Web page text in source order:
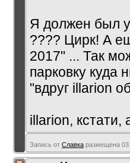
Я должен был
???? Цирк! А
2017" ... Так
парковку куда
"вдруг illarion
illarion, кстати,
Запись от Славка размещена